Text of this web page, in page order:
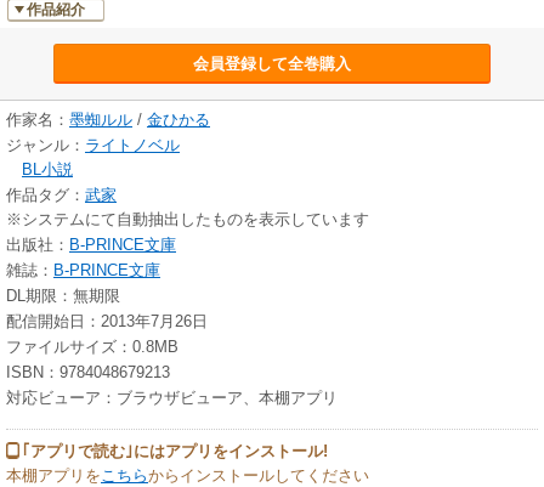
作品紹介
会員登録して全巻購入
作家名： 墨蜘ルル / 金ひかる
ジャンル： ライトノベル
BL小説
作品タグ： 武家
※システムにて自動抽出したものを表示しています
出版社： B-PRINCE文庫
雑誌： B-PRINCE文庫
DL期限：無期限
配信開始日：2013年7月26日
ファイルサイズ：0.8MB
ISBN：9784048679213
対応ビューア：ブラウザビューア、本棚アプリ
｢アプリで読む｣にはアプリをインストール!
本棚アプリをこちらからインストールしてください